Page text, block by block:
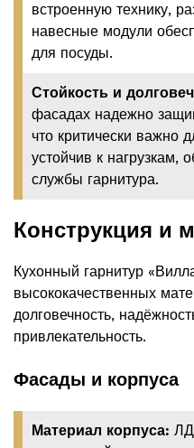
встроенную технику,
навесные модули
для посуды.
Стойкость и
фасадах надежно
что критически важно
устойчив к нагрузкам,
службы гарнитура.
Конструкция и
Кухонный гарнитур
высококачественных
долговечность,
привлекательность.
Фасады и корпуса
Материал корпуса: